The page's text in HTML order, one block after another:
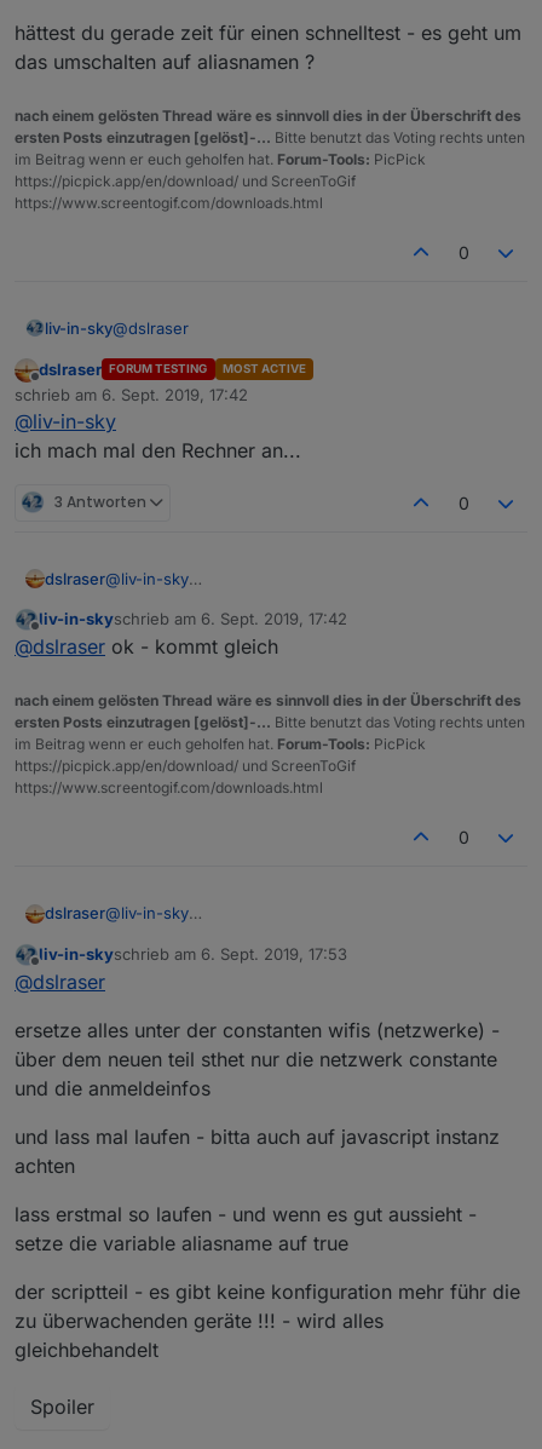
hättest du gerade zeit für einen schnelltest - es geht um
das umschalten auf aliasnamen ?
nach einem gelösten Thread wäre es sinnvoll dies in der Überschrift des
ersten Posts einzutragen [gelöst]-... Bitte benutzt das Voting rechts unten
im Beitrag wenn er euch geholfen hat. Forum-Tools: PicPick
https://picpick.app/en/download/ und ScreenToGif
https://www.screentogif.com/downloads.html
0
liv-in-sky@dslraser
hättest du gerade zeit für einen schnelltest - es geht
um das umschalten auf aliasnamen ?
Offline
dslraser FORUM TESTING MOST ACTIVE
schrieb am 6. Sept. 2019, 17:42
zuletzt editiert von
@liv-in-sky
ich mach mal den Rechner an...
3 Antworten 0
dslraser@liv-in-sky
Offline
liv-in-skyschrieb am 6. Sept. 2019, 17:42
zuletzt editiert von
@dslraser ok - kommt gleich
nach einem gelösten Thread wäre es sinnvoll dies in der Überschrift des
ersten Posts einzutragen [gelöst]-... Bitte benutzt das Voting rechts unten
im Beitrag wenn er euch geholfen hat. Forum-Tools: PicPick
https://picpick.app/en/download/ und ScreenToGif
https://www.screentogif.com/downloads.html
0
dslraser@liv-in-sky
Offline
liv-in-skyschrieb am 6. Sept. 2019, 17:53
zuletzt editiert von
@dslraser
ersetze alles unter der constanten wifis (netzwerke) -
über dem neuen teil sthet nur die netzwerk constante
und die anmeldeinfos
und lass mal laufen - bitta auch auf javascript instanz
achten
lass erstmal so laufen - und wenn es gut aussieht -
setze die variable aliasname auf true
der scriptteil - es gibt keine konfiguration mehr führ die
zu überwachenden geräte !!! - wird alles
gleichbehandelt
Spoiler